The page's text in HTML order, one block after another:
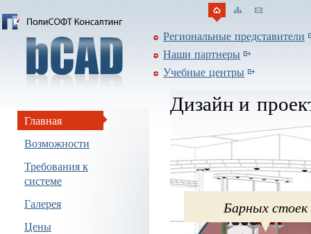
Главная
Возможности
Требования к
системе
Галерея
Цены
Региональные представители
Наши партнеры
Учебные центры
Дизайн и
Барных стоек